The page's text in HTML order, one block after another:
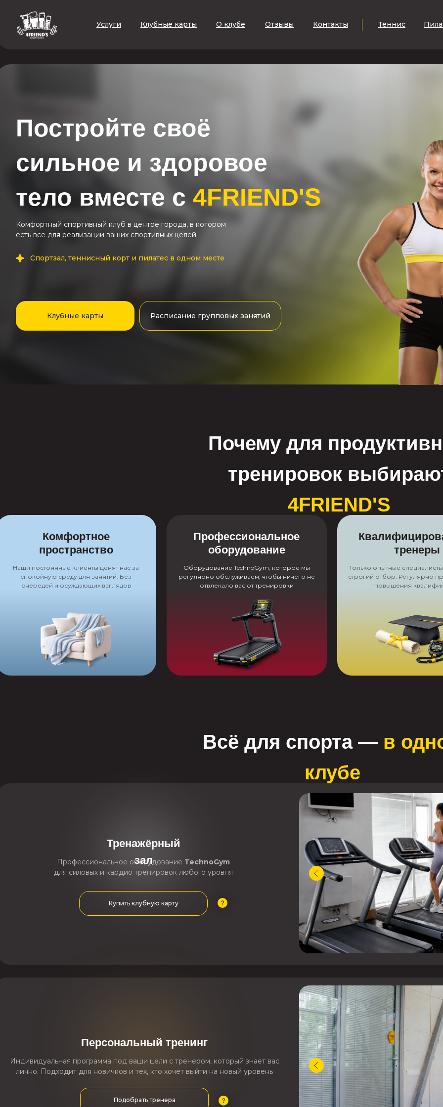
Услуги Клубные карты О клубе Отзывы Контакты Теннис
Постройте своё
сильное и здоровое
тело вместе с 4FRIEND'S
Комфортный спортивный клуб в центре города, в котором
есть всё для реализации ваших спортивных целей
Спортзал, теннисный корт и пилатес в одном месте
Расписание групповых занятий
Клубные карты
Комфортное
пространство
Наши постоянные клиенты ценят нас за
спокойную среду для занятий. Без
очередей и осуждающих взглядов
Профессиональное
оборудование
Оборудование TechnoGym, которое мы
регулярно обслуживаем, чтобы ничего не
отвлекало вас от тренировки
тренеры
Только опытные
строгий отбор. Регулярно
повышения
Почему для
тренировок
4FRIEND'S
Профессиональное оборудование TechnoGym
для силовых и кардио тренировок любого уровня
Тренажёрный
зал
Персональный тренинг
Всё для спорта — в
клубе
Индивидуальная программа под ваши цели с тренером, который знает вас
лично. Подходит для новичков и тех, кто хочет выйти на новый уровень
Купить клубную карту
Подобрать тренера